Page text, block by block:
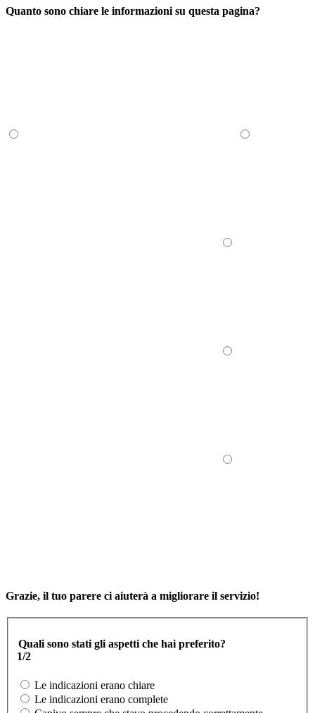
Quanto sono chiare le informazioni su questa pagina?
Grazie, il tuo parere ci aiuterà a migliorare il servizio!
Quali sono stati gli aspetti che hai preferito?
1/2
Le indicazioni erano chiare
Le indicazioni erano complete